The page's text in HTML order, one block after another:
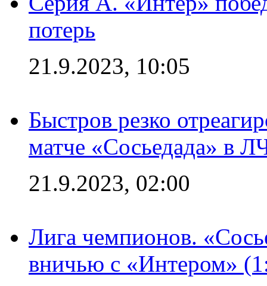
потерь
21.9.2023, 10:05
Быстров резко
матче «Сосьедада» в
21.9.2023, 02:00
Лига чемпионов.
вничью с «Интером»